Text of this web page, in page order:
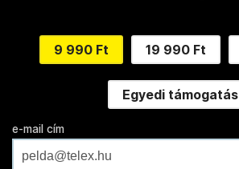
9 990 Ft 19 990 Ft
Egyedi támogatás
e-mail cím